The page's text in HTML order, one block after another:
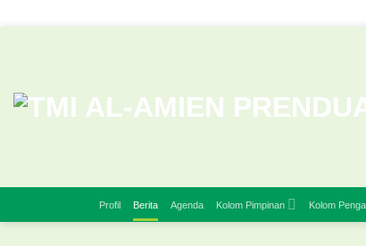
Profil Berita Agenda Kolom Pimpinan Kolom